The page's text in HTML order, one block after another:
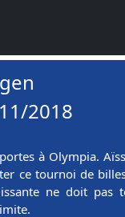
2018
à Olympia.
ce tournoi de
ne doit